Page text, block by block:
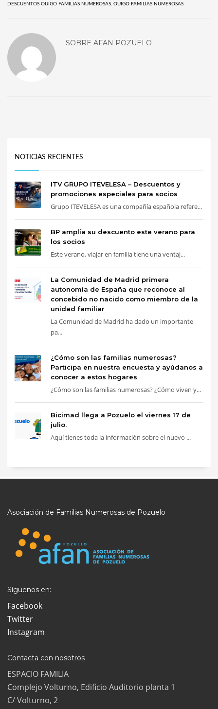
DESCUENTOS OUIGO FAMILIAS NUMEROSAS OUIGO FAMILIAS NUMEROSAS
SOBRE AFAN POZUELO
NOTICIAS RECIENTES
ITV GRUPO ITEVELESA – Descuentos y
promociones especiales para socios
Grupo ITEVELESA es una compañía española refere...
BP amplía su descuento este verano para
los socios
Este verano, viajar en familia tiene una ventaj...
La Comunidad de Madrid primera
autonomía de España que reconoce al
concebido no nacido como miembro de la
unidad familiar
La Comunidad de Madrid ha dado un importante
pa...
¿Cómo son las familias numerosas?
Participa en nuestra encuesta y ayúdanos a
conocer a estos hogares
¿Cómo son las familias numerosas? ¿Cómo viven y...
Bicimad llega a Pozuelo el viernes 17 de
julio.
Aquí tienes toda la información sobre el nuevo ...
Asociación de Familias Numerosas de Pozuelo
Síguenos en:
Facebook
Twitter
Instagram
Contacta con nosotros
ESPACIO FAMILIA
Complejo Volturno, Edificio Auditorio planta 1
C/ Volturno, 2